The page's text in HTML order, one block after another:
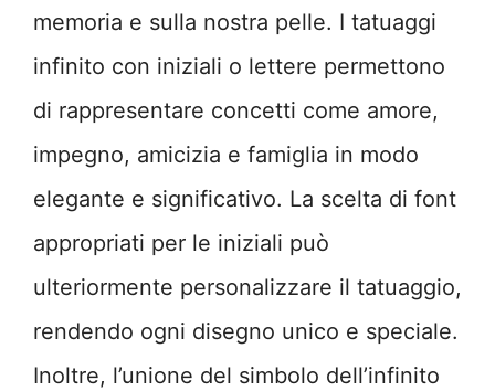
memoria e sulla nostra pelle. I tatuaggi
infinito con iniziali o lettere permettono
di rappresentare concetti come amore,
impegno, amicizia e famiglia in modo
elegante e significativo. La scelta di font
appropriati per le iniziali può
ulteriormente personalizzare il tatuaggio,
rendendo ogni disegno unico e speciale.
Inoltre, l’unione del simbolo dell’infinito